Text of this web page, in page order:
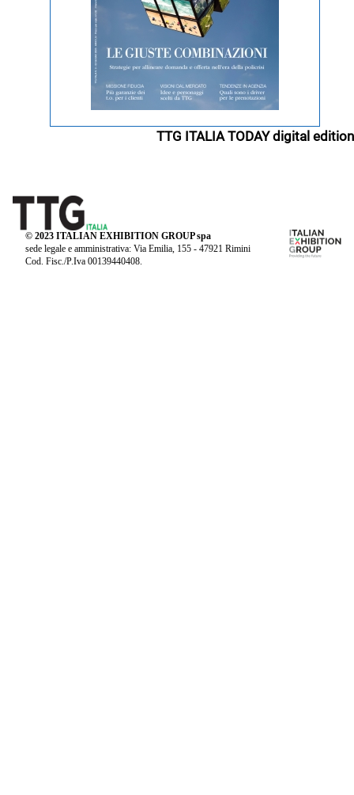
TTG ITALIA TODAY digital edition
© 2023 ITALIAN EXHIBITION GROUP spa
sede legale e amministrativa: Via Emilia, 155 - 47921 Rimini
Cod. Fisc./P.Iva 00139440408.